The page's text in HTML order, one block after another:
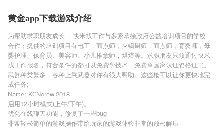
黄金app下载游戏介绍
为帮助求职朋友成长， 快米找工作与多家承接政府公益培训项目的学校
合作；提供的培训项目有电工，面点师，火锅厨师，面点师，育婴师，母
婴护理、保育员、美容师、小儿推拿师，烘焙等。求职朋友只须通过快米
找工作报名，符合条件的都可以免费学技术，免费拿国家认证资格证书。
武器种类繁多，各种上乘武器对你有很大帮助。这些枪可以让你更快地完
成任务;
Name: KCNcrew 2018
启用12小时模式(上午/下午)。
优化在线聊天功能，修复了一些bug
非常轻松简单的游戏操作带给玩家的游戏体验非常的放松解压